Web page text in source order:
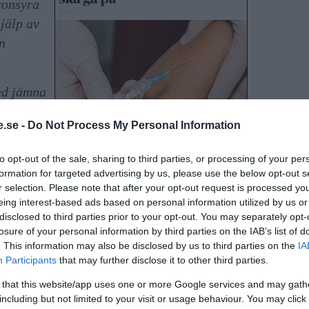
- Do Not Process My Personal Information
opt-out of the sale, sharing to third parties, or processing of your
for targeted advertising by us, please use the below opt-out
selection. Please note that after your opt-out request is processed
interest-based ads based on personal information utilized by us
to third parties prior to your opt-out. You may separately
of your personal information by third parties on the IAB’s list of
This information may also be disclosed by us to third parties on the
Participants that may further disclose it to other third parties.
that this website/app uses one or more Google services and may
but not limited to your visit or usage behaviour. You may
av
jämna
och
själv
är det också förbjudet att använda
som producerar gifter, det innebär att
inte är farlig.